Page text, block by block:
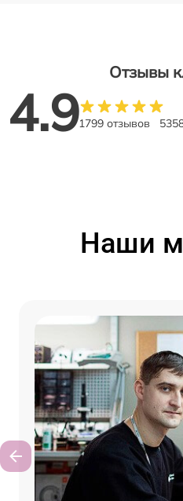
Отзывы
4.91799 отзывов
Наши